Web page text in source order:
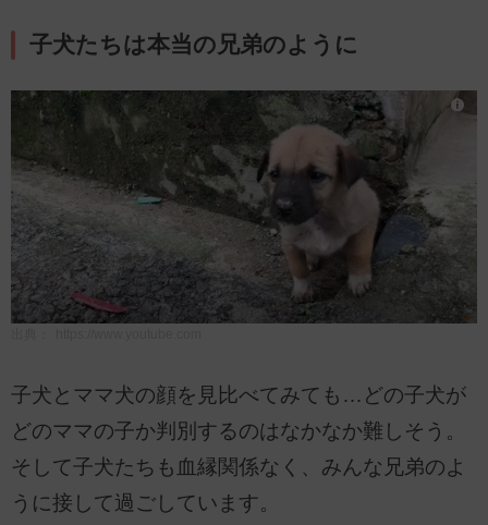
子犬たちは本当の兄弟のように
子犬とママ犬の顔を見比べてみても…どの子犬が
どのママの子か判別するのはなかなか難しそう。
そして子犬たちも血縁関係なく、みんな兄弟のよ
うに接して過ごしています。